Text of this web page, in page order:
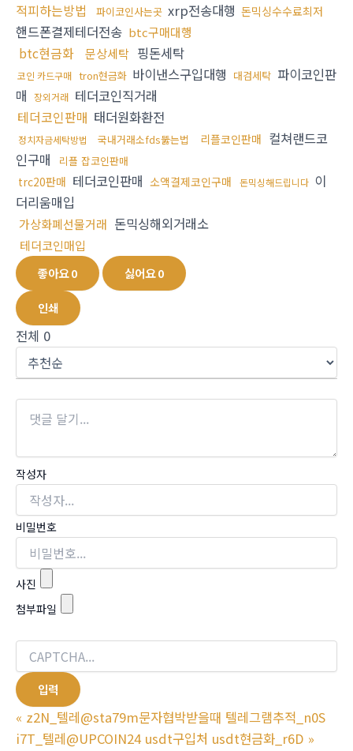
적피하는방법
파이코인사는곳 xrp전송대행 돈믹싱수수료최저
핸드폰결제테더전송 btc구매대행
btc현금화 문상세탁 핑돈세탁
코인 카드구매 tron현금화 바이낸스구입대행 대검세탁 파이코인판
매 장외거래 테더코인직거래
테더코인판매 태더원화환전
정치자금세탁방법 국내거래소fds뚫는법 리플코인판매 컬쳐랜드코
인구매
리플 잡코인판매
trc20판매 테더코인판매 소액결제코인구매 돈믹싱해드립니다 이
더리움매입
가상화폐선물거래 돈믹싱해외거래소
테더코인매입
좋아요0 싫어요0
인쇄
전체 0
작성자
비밀번호
사진
첨부파일
« z2N_텔레@sta79m문자협박받을때 텔레그램추적_n0S
i7T_텔레@UPCOIN24 usdt구입처 usdt현금화_r6D »